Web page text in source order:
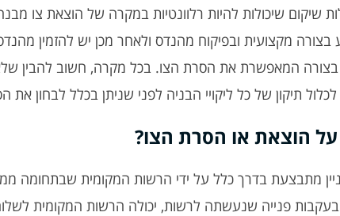
שיקום שיכולות להיות רלוונטיות במקרה של הוצאת צו
מקצועית ובפיקוח מהנדס ולאחר מכן יש להזמין מהנדס
בצורה המאפשרת את הסרת הצו. בכל מקרה, חשוב להבין
תיקון של כל ליקויי הבניה לפני שניתן בכלל לבחון את
הוצאת או הסרת הצו?
מתבצעת בדרך כלל על ידי הרשות המקומית שבתחומה
בעקבות פנייה שנעשתה לרשות, יכולה הרשות המקומית